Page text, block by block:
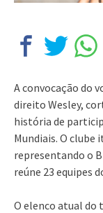
A convocação do
direito Wesley,
história de
Mundiais. O clube
representando o
reúne 23 equipes
O elenco atual